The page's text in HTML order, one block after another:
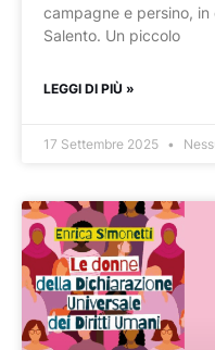
campagne e persino,
Salento. Un piccolo
LEGGI DI PIÙ »
17 Settembre 2025